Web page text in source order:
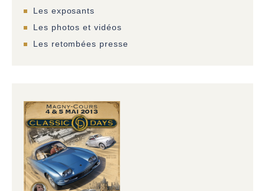
Les exposants
Les photos et vidéos
Les retombées presse